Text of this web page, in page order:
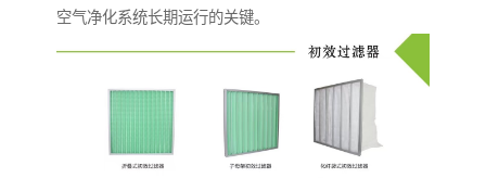
空气净化系统长期运行的关键。